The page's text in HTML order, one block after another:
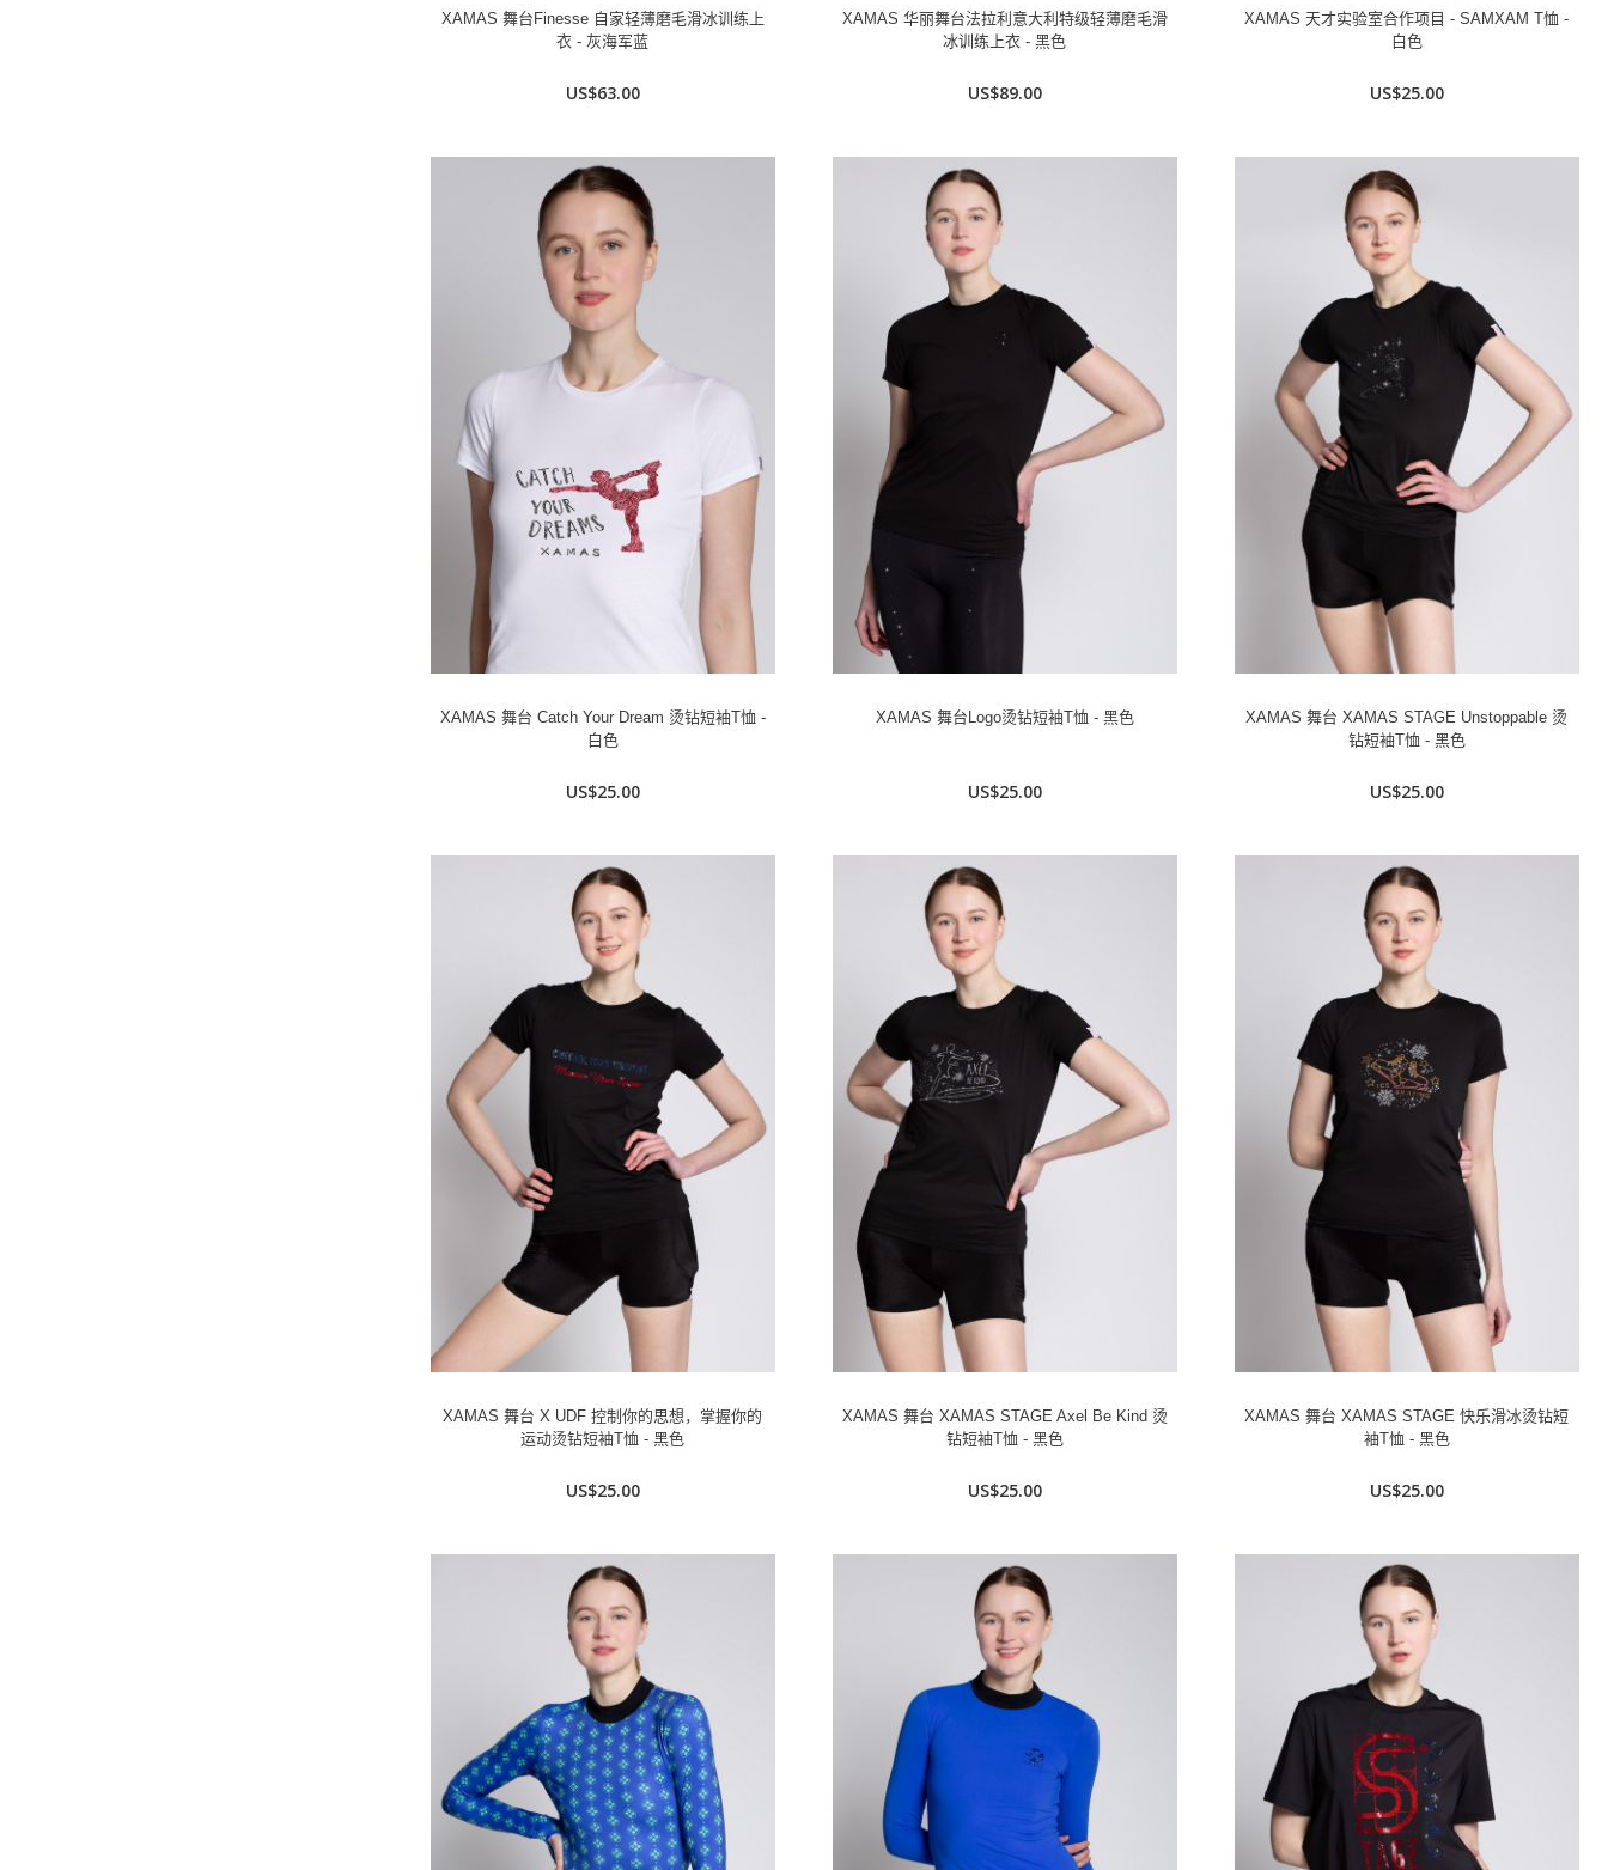
XAMAS 舞台Finesse 自家轻薄磨毛滑冰训练上
衣 - 灰海军蓝
US$63.00
XAMAS 华丽舞台法拉利意大利特级轻薄磨毛滑
冰训练上衣 - 黑色
US$89.00
XAMAS 天才实验室合作项目 - SAMXAM T恤 -
白色
US$25.00
XAMAS 舞台 Catch Your Dream 烫钻短袖T恤 -
白色
US$25.00
XAMAS 舞台Logo烫钻短袖T恤 - 黑色
US$25.00
XAMAS 舞台 XAMAS STAGE Unstoppable 烫
钻短袖T恤 - 黑色
US$25.00
XAMAS 舞台 X UDF 控制你的思想，掌握你的
运动烫钻短袖T恤 - 黑色
US$25.00
XAMAS 舞台 XAMAS STAGE Axel Be Kind 烫
钻短袖T恤 - 黑色
US$25.00
XAMAS 舞台 XAMAS STAGE 快乐滑冰烫钻短
袖T恤 - 黑色
US$25.00